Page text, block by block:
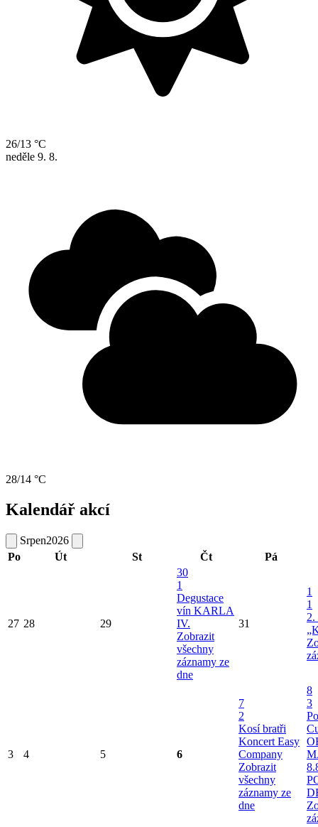
26/13 °C
neděle 9. 8.
28/14 °C
Kalendář akcí
Srpen2026
Po
Út St Čt Pá
27 28 29
30
1
Degustace
vín KARLA
IV.
Zobrazit
všechny
záznamy ze
dne
31
1
1
2.
3 4 5 6
7
2
Kosí bratři
Koncert Easy
Company
Zobrazit
všechny
záznamy ze
dne
8
3